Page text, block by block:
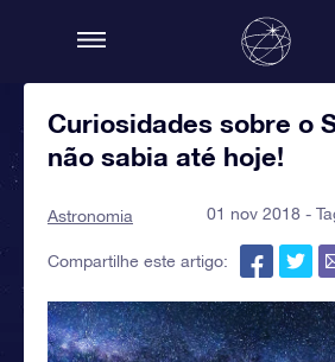
Curiosidades sobre o
não sabia até hoje!
Astronomia 01 nov 2018 -
Compartilhe este artigo: